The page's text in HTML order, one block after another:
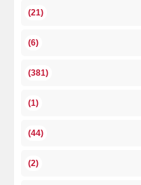
(21)
(6)
(381)
(1)
(44)
(2)